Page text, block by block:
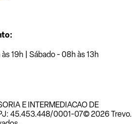
19h | Sábado - 08h às 13h
E INTERMEDIACAO DE
45.453.448/0001-07© 2026 Trevo.